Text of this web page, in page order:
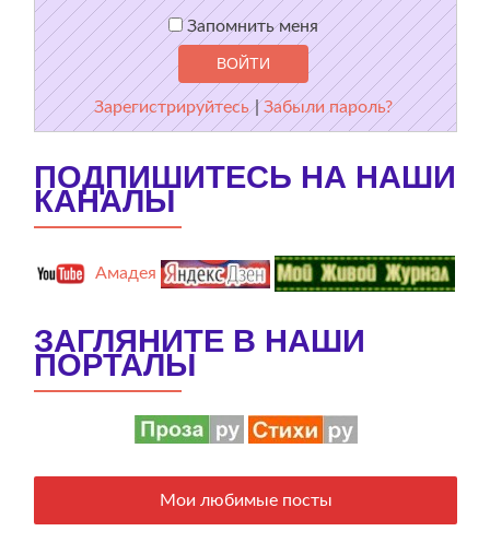
Запомнить меня
Зарегистрируйтесь |Забыли пароль?
ПОДПИШИТЕСЬ НА НАШИ
КАНАЛЫ
Амадея
ЗАГЛЯНИТЕ В НАШИ
ПОРТАЛЫ
Мои любимые посты